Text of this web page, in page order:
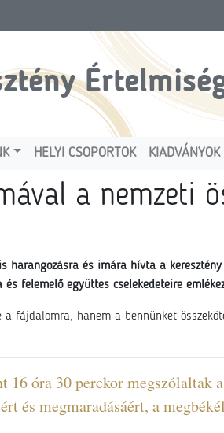
HELYI CSOPORTOK KIADVÁNYOK
a nemzeti
harangozásra és imára hívta a
felemelő együttes cselekedeteire
fájdalomra, hanem a bennünket
16 óra 30 perckor
és megmaradásáért, a